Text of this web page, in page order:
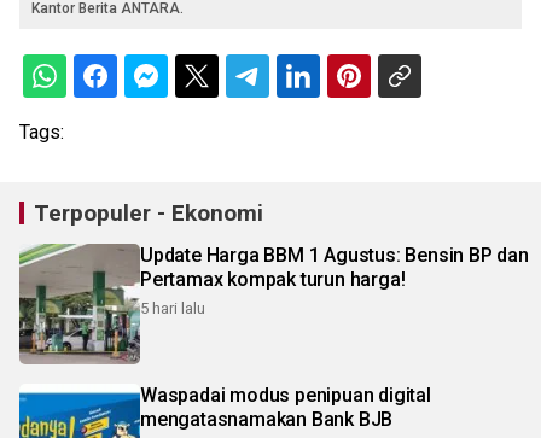
Kantor Berita ANTARA.
Tags:
Terpopuler - Ekonomi
Update Harga BBM 1 Agustus: Bensin BP dan
Pertamax kompak turun harga!
5 hari lalu
Waspadai modus penipuan digital
mengatasnamakan Bank BJB